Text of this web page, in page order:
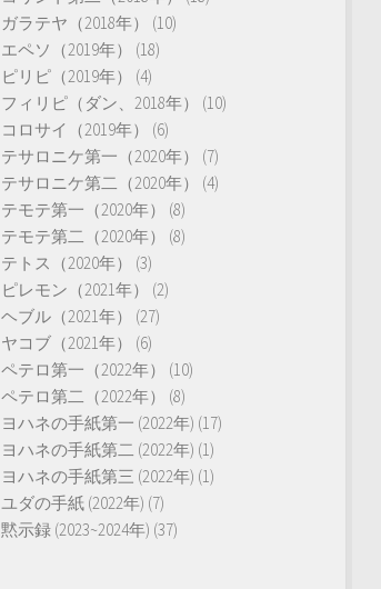
ガラテヤ（2018年）
(10)
エペソ（2019年）
(18)
ピリピ（2019年）
(4)
フィリピ（ダン、2018年）
(10)
コロサイ（2019年）
(6)
テサロニケ第一（2020年）
(7)
テサロニケ第二（2020年）
(4)
テモテ第一（2020年）
(8)
テモテ第二（2020年）
(8)
テトス（2020年）
(3)
ピレモン（2021年）
(2)
ヘブル（2021年）
(27)
ヤコブ（2021年）
(6)
ペテロ第一（2022年）
(10)
ペテロ第二（2022年）
(8)
ヨハネの手紙第一 (2022年) (17)
ヨハネの手紙第二 (2022年) (1)
ヨハネの手紙第三 (2022年) (1)
ユダの手紙 (2022年) (7)
黙示録 (2023~2024年) (37)